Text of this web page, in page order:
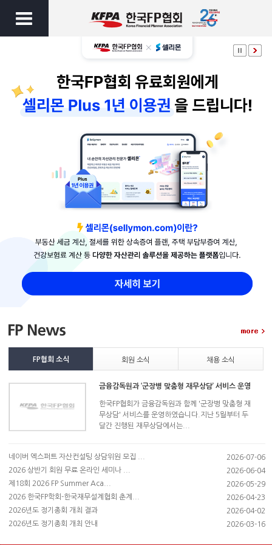
FP협회 소식 회원 소식 채용 소식
금융감독원과 ‘군장병 맞춤형 재무상담’ 서비스 운영
한국FP협회가 금융감독원과 함께 '군장병 맞춤형 재
무상담' 서비스를 운영하였습니다.지난 5월부터 두
달간 진행된 재무상담에서는...
네이버 엑스퍼트 자산컨설팅 상담위원 모집 ...
2026-07-06
2026 상반기 회원 무료 온라인 세미나 ...
2026-06-04
제18회 2026 FP Summer Aca...
2026-05-29
2026 한국FP학회-한국재무설계협회 춘계...
2026-04-23
2026년도 정기총회 개최 결과
2026-04-02
2026년도 정기총회 개최 안내
2026-03-16